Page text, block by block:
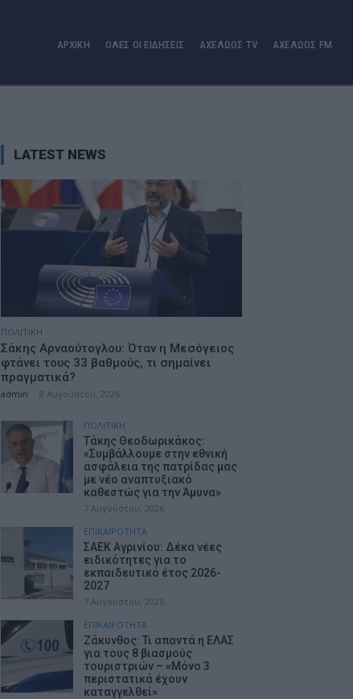
ΑΡΧΙΚΗ ΟΛΕΣ ΟΙ ΕΙΔΗΣΕΙΣ ΑΧΕΛΩΟΣ TV ΑΧΕΛΩΟΣ FM
LATEST NEWS
ΠΟΛΙΤΙΚΗ
Σάκης Αρναούτογλου: Όταν η Μεσόγειος
φτάνει τους 33 βαθμούς, τι σημαίνει
πραγματικά?
admin 8 Αυγούστου, 2026
ΠΟΛΙΤΙΚΗ
Τάκης Θεοδωρικάκος:
«Συμβάλλουμε στην εθνική
ασφάλεια της πατρίδας μας
με νέο αναπτυξιακό
καθεστώς για την Άμυνα»
7 Αυγούστου, 2026
ΕΠΙΚΑΙΡΟΤΗΤΑ
ΣΑΕΚ Αγρινίου: Δέκα νέες
ειδικότητες για το
εκπαιδευτικό έτος 2026-
2027
7 Αυγούστου, 2026
ΕΠΙΚΑΙΡΟΤΗΤΑ
Ζάκυνθος: Τι απαντά η ΕΛΑΣ
για τους 8 βιασμούς
τουριστριών – «Μόνο 3
περιστατικά έχουν
καταγγελθεί»